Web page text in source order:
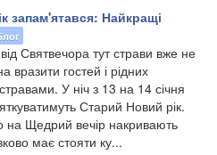
запам'ятався: Найкращі
Святвечора тут страви вже не
вразити гостей і рідних
У ніч з 13 на 14 січня
Старий Новий рік.
на Щедрий вечір накривають
має стояти ку...